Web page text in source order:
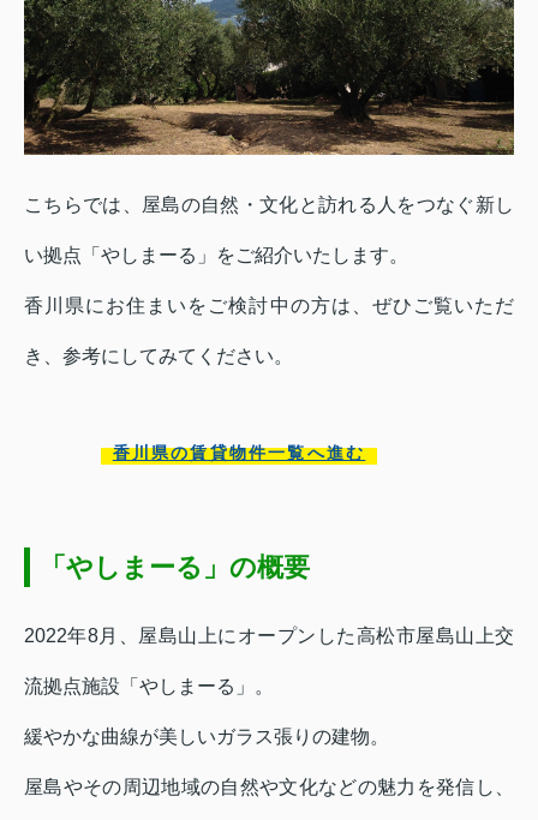
こちらでは、屋島の自然・文化と訪れる人をつなぐ新し
い拠点「やしまーる」をご紹介いたします。
香川県にお住まいをご検討中の方は、ぜひご覧いただ
き、参考にしてみてください。
香川県の賃貸物件一覧へ進む
「やしまーる」の概要
2022年8月、屋島山上にオープンした高松市屋島山上交
流拠点施設「やしまーる」。
緩やかな曲線が美しいガラス張りの建物。
屋島やその周辺地域の自然や文化などの魅力を発信し、